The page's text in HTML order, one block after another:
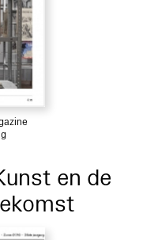
en de